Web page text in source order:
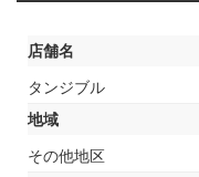
店舗名
タンジブル
地域
その他地区